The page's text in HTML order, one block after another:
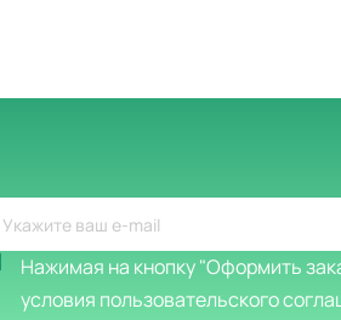
Нажимая на кнопку "Оформить
условия пользовательского